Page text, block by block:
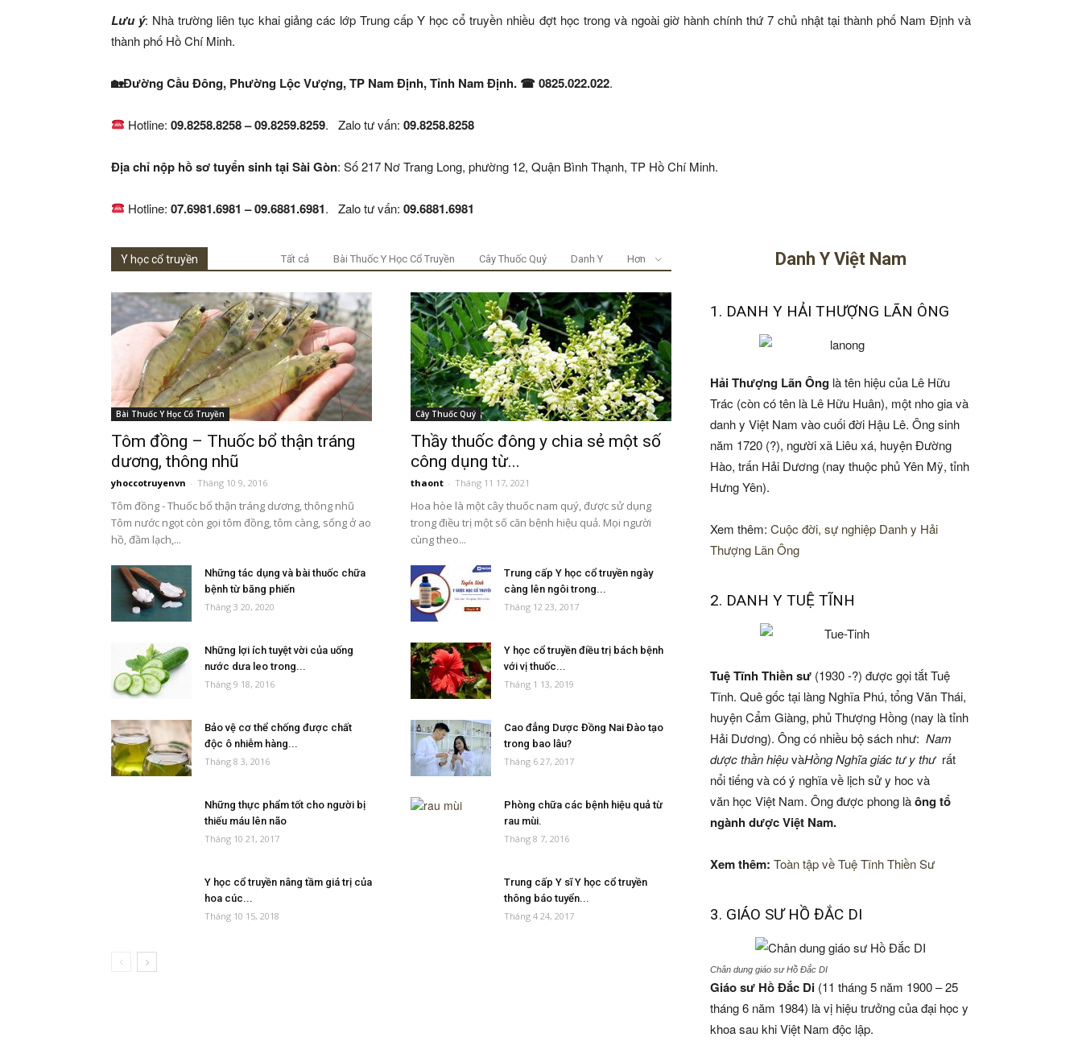
Lưu ý: Nhà trường liên tục khai giảng các lớp Trung cấp Y học cổ truyền nhiều đợt học trong và ngoài giờ hành chính thứ 7 chủ nhật tại thành phố Nam Định và
thành phố Hồ Chí Minh.
🏡Đường Cầu Đông, Phường Lộc Vượng, TP Nam Định, Tỉnh Nam Định. ☎ 0825.022.022.
Hotline:09.8258.8258 – 09.8259.8259. Zalo tư vấn:09.8258.8258
Địa chỉ nộp hồ sơ tuyển sinh tại Sài Gòn: Số 217 Nơ Trang Long, phường 12, Quận Bình Thạnh, TP Hồ Chí Minh.
Hotline:07.6981.6981 – 09.6881.6981. Zalo tư vấn:09.6881.6981
Y học cổ truyền Tất cả Bài Thuốc Y Học Cổ Truyền Cây Thuốc Quý Danh Y Hơn
Bài Thuốc Y Học Cổ Truyền
Tôm đồng – Thuốc bổ thận tráng
dương, thông nhũ
yhoccotruyenvn - Tháng 10 9, 2016
Tôm đồng - Thuốc bổ thận tráng dương, thông nhũ
Tôm nước ngọt còn gọi tôm đồng, tôm càng, sống ở ao
hồ, đầm lạch,...
Cây Thuốc Quý
Thầy thuốc đông y chia sẻ một số
công dụng từ...
thaont - Tháng 11 17, 2021
Hoa hòe là một cây thuốc nam quý, được sử dụng
trong điều trị một số căn bệnh hiệu quả. Mọi người
cùng theo...
Những tác dụng và bài thuốc chữa
bệnh từ băng phiến
Tháng 3 20, 2020
Trung cấp Y học cổ truyền ngày
càng lên ngôi trong...
Tháng 12 23, 2017
Những lợi ích tuyệt vời của uống
nước dưa leo trong...
Tháng 9 18, 2016
Y học cổ truyền điều trị bách bệnh
với vị thuốc...
Tháng 1 13, 2019
Bảo vệ cơ thể chống được chất
độc ô nhiễm hàng...
Tháng 8 3, 2016
Cao đẳng Dược Đồng Nai Đào tạo
trong bao lâu?
Tháng 6 27, 2017
Những thực phẩm tốt cho người bị
thiếu máu lên não
Tháng 10 21, 2017
Phòng chữa các bệnh hiệu quả từ
rau mùi.
Tháng 8 7, 2016
Y học cổ truyền nâng tầm giá trị của
hoa cúc...
Tháng 10 15, 2018
Trung cấp Y sĩ Y học cổ truyền
thông báo tuyển...
Tháng 4 24, 2017
Danh Y Việt Nam
1. DANH Y HẢI THƯỢNG LÃN ÔNG
Hải Thượng Lãn Ông là tên hiệu của Lê Hữu
Trác (còn có tên là Lê Hữu Huân), một nho gia và
danh y Việt Nam vào cuối đời Hậu Lê. Ông sinh
năm 1720 (?), người xã Liêu xá, huyện Đường
Hào, trấn Hải Dương (nay thuộc phủ Yên Mỹ, tỉnh
Hưng Yên).
Xem thêm: Cuộc đời, sự nghiệp Danh y Hải
Thượng Lãn Ông
2. DANH Y TUỆ TĨNH
Tuệ Tĩnh Thiền sư (1930 -?) được gọi tắt Tuệ
Tĩnh. Quê gốc tại làng Nghĩa Phú, tổng Văn Thái,
huyện Cẩm Giàng, phủ Thượng Hồng (nay là tỉnh
Hải Dương). Ông có nhiều bộ sách như: Nam
dược thần hiệuvàHồng Nghĩa giác tư y thưrất
nổi tiếng và có ý nghĩa về lịch sử y hoc và
văn học Việt Nam. Ông được phong làông tổ
ngành dược Việt Nam.
Xem thêm: Toàn tập về Tuệ Tĩnh Thiền Sư
3. GIÁO SƯ HỒ ĐẮC DI
Chân dung giáo sư Hồ Đắc DI
Giáo sư Hồ Đắc Di (11 tháng 5 năm 1900 – 25
tháng 6 năm 1984) là vị hiệu trưởng của đại học y
khoa sau khi Việt Nam độc lập.